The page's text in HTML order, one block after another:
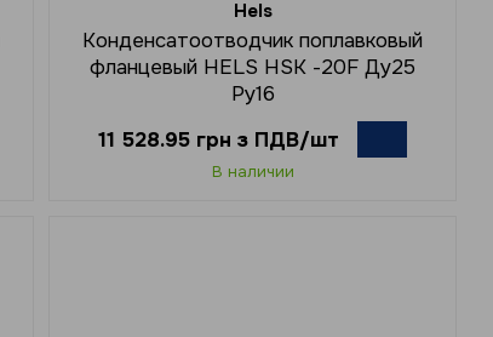
Hels
Конденсатоотводчик поплавковый
фланцевый HELS HSK -20F Ду25
Ру16
11 528.95 грн з ПДВ/шт
В наличии